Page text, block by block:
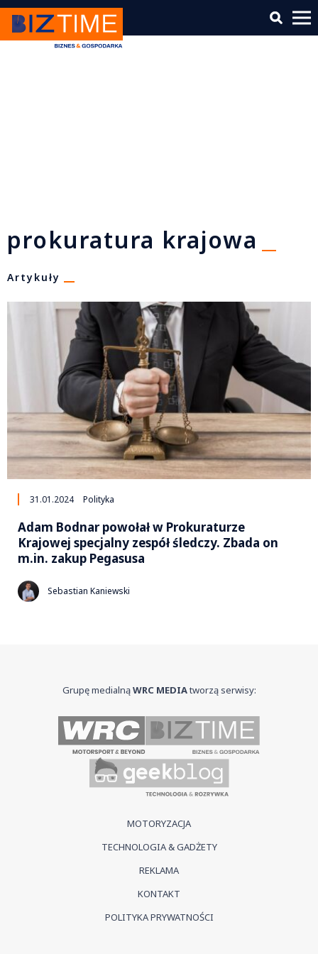
prokuratura krajowa
Artykuły
31.01.2024 Polityka
Adam Bodnar powołał w Prokuraturze
Krajowej specjalny zespół śledczy. Zbada on
m.in. zakup Pegasusa
Sebastian Kaniewski
Grupę medialnąWRC MEDIAtworzą serwisy:
MOTORYZACJA
TECHNOLOGIA & GADŻETY
REKLAMA
KONTAKT
POLITYKA PRYWATNOŚCI